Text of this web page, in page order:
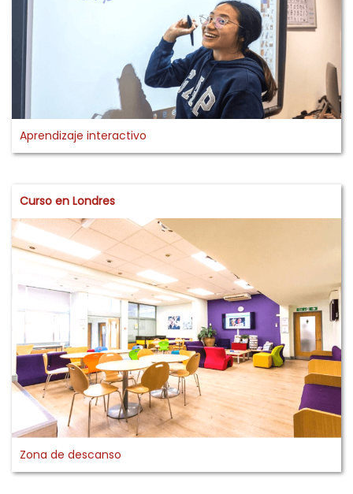
Aprendizaje interactivo
Curso en Londres
Zona de descanso